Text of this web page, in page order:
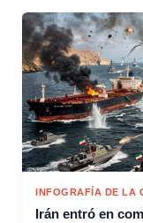
INFOGRAFÍA DE LA
Irán entró en